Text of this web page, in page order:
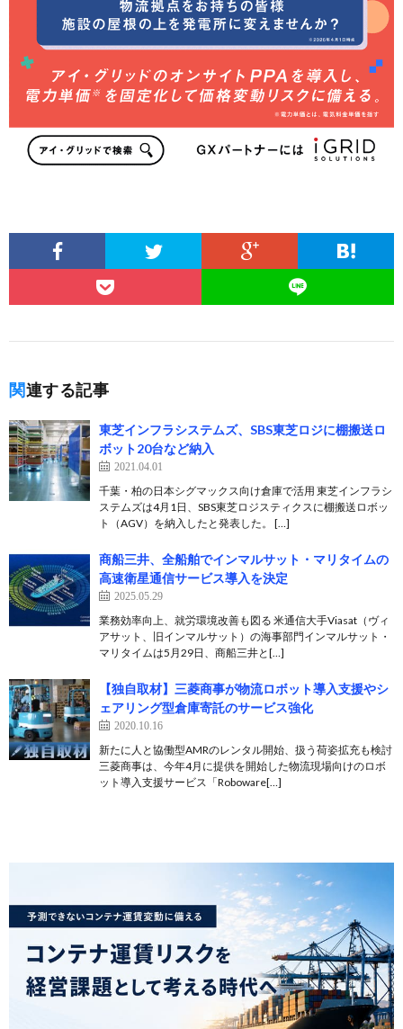
関連する記事
東芝インフラシステムズ、SBS東芝ロジに棚搬送ロ
ボット20台など納入
2021.04.01
千葉・柏の日本シグマックス向け倉庫で活用 東芝インフラシ
ステムズは4月1日、SBS東芝ロジスティクスに棚搬送ロボッ
ト（AGV）を納入したと発表した。 […]
商船三井、全船舶でインマルサット・マリタイムの
高速衛星通信サービス導入を決定
2025.05.29
業務効率向上、就労環境改善も図る 米通信大手Viasat（ヴィ
アサット、旧インマルサット）の海事部門インマルサット・
マリタイムは5月29日、商船三井と[…]
【独自取材】三菱商事が物流ロボット導入支援やシ
ェアリング型倉庫寄託のサービス強化
2020.10.16
新たに人と協働型AMRのレンタル開始、扱う荷姿拡充も検討
三菱商事は、今年4月に提供を開始した物流現場向けのロボ
ット導入支援サービス「Roboware[…]